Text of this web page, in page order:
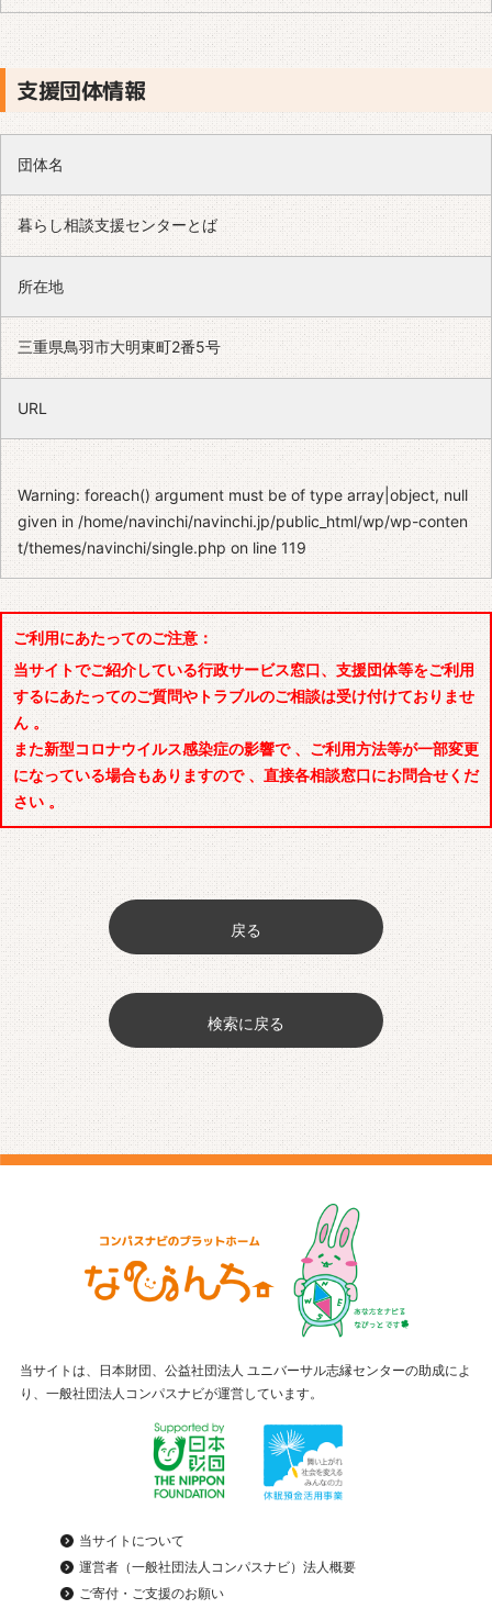
支援団体情報
団体名
暮らし相談支援センターとば
所在地
三重県鳥羽市大明東町2番5号
URL
Warning: foreach() argument must be of type array|object, null
given in/home/navinchi/navinchi.jp/public_html/wp/wp-conten
t/themes/navinchi/single.php on line119
ご利用にあたってのご注意：
当サイトでご紹介している行政サービス窓口、支援団体等をご利用
するにあたってのご質問やトラブルのご相談は受け付けておりませ
ん 。
また新型コロナウイルス感染症の影響で 、ご利用方法等が一部変更
になっている場合もありますので 、直接各相談窓口にお問合せくだ
さい 。
戻る
検索に戻る
当サイトは、日本財団、公益社団法人 ユニバーサル志縁センターの助成によ
り、一般社団法人コンパスナビが運営しています。
当サイトについて
運営者（一般社団法人コンパスナビ）法人概要
ご寄付・ご支援のお願い